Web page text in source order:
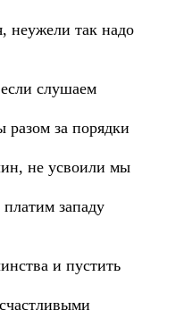
неужели так надо
слушаем
разом за порядки
не усвоили мы
западу
и пустить